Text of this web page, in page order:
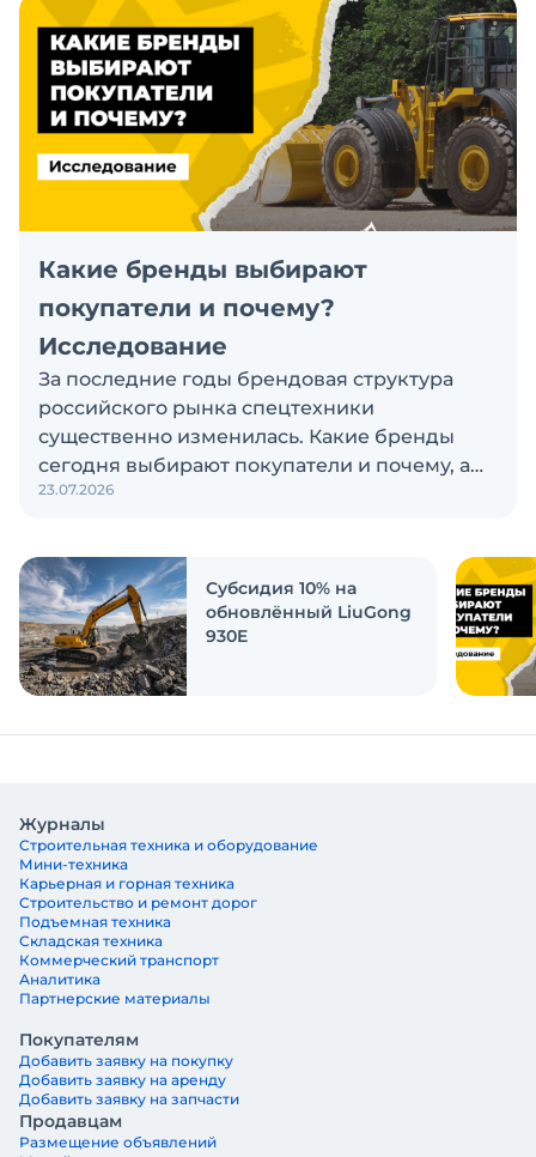
Какие бренды выбирают
покупатели и почему?
Исследование
За последние годы брендовая структура
российского рынка спецтехники
существенно изменилась. Какие бренды
сегодня выбирают покупатели и почему, а
также кого считают лидерами рынка?
ответить на эти вопросы
23.07.2026
Субсидия 10% на
обновлённый LiuGong
930E
Журналы
Строительная техника и оборудование
Мини-техника
Карьерная и горная техника
Строительство и ремонт дорог
Подъемная техника
Складская техника
Коммерческий транспорт
Аналитика
Партнерские материалы
Покупателям
Добавить заявку на покупку
Добавить заявку на аренду
Добавить заявку на запчасти
Продавцам
Размещение объявлений